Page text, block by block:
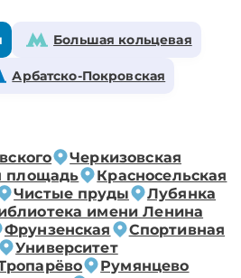
Большая кольцевая
Арбатско-Покровская
Черкизовская
площадь
Красносельская
Чистые пруды
Лубянка
имени Ленина
Фрунзенская
Спортивная
Университет
Румянцево